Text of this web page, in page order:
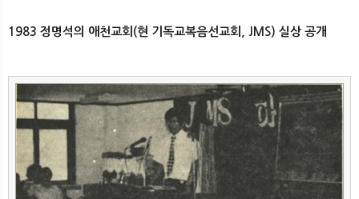
1983 정명석의 애천교회(현 기독교복음선교회, JMS) 실상 공개